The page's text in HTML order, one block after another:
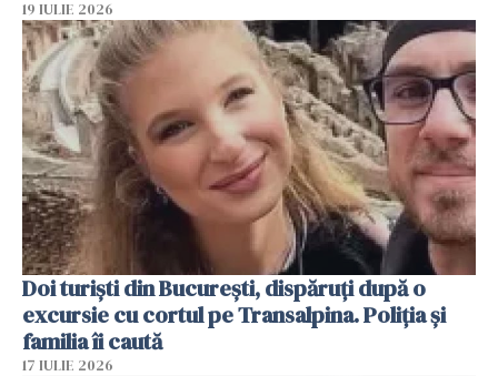
19 IULIE 2026
Doi turiști din București, dispăruți după o
excursie cu cortul pe Transalpina. Poliția și
familia îi caută
17 IULIE 2026